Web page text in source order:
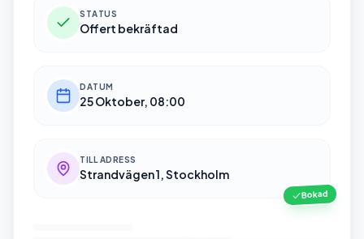
STATUS
Offert bekräftad
DATUM
25 Oktober, 08:00
TILL ADRESS
Strandvägen 1, Stockholm
Bokad